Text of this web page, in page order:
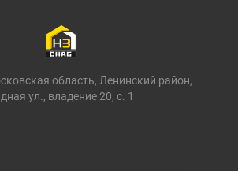
область, Ленинский район,
ул., владение 20, с. 1